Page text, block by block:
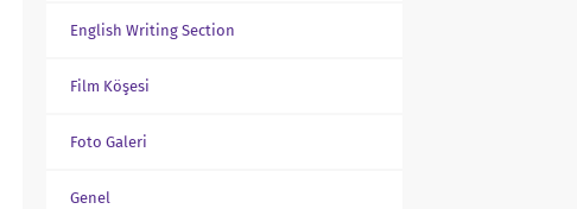
English Writing Section
Film Köşesi
Foto Galeri
Genel